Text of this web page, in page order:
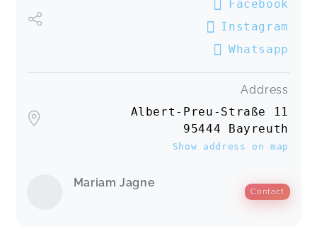
Facebook
Instagram
Whatsapp
Address
Albert-Preu-Straße 11
95444 Bayreuth
Show address on map
Mariam Jagne
Contact